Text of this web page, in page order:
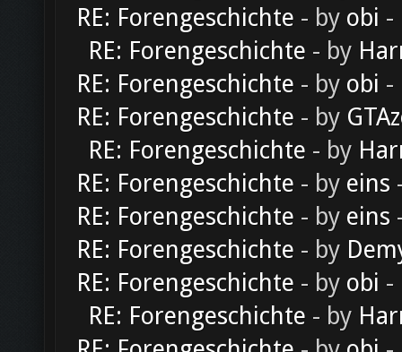
RE: Forengeschichte - by obi -
RE: Forengeschichte - by
RE: Forengeschichte - by obi -
RE: Forengeschichte - by
RE: Forengeschichte - by
RE: Forengeschichte - by eins
RE: Forengeschichte - by eins
RE: Forengeschichte - by
RE: Forengeschichte - by obi -
RE: Forengeschichte - by